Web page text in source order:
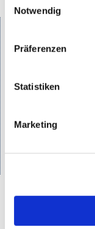
Notwendig
Präferenzen
Statistiken
Marketing